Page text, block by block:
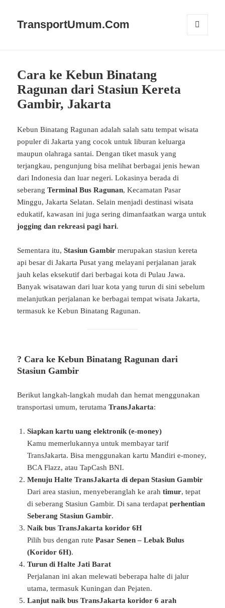
TransportUmum.Com
Cara ke Kebun Binatang
Ragunan dari Stasiun Kereta
Gambir, Jakarta
Kebun Binatang Ragunan adalah salah satu tempat wisata
populer di Jakarta yang cocok untuk liburan keluarga
maupun olahraga santai. Dengan tiket masuk yang
terjangkau, pengunjung bisa melihat berbagai jenis hewan
dari Indonesia dan luar negeri. Lokasinya berada di
seberangTerminal Bus Ragunan, Kecamatan Pasar
Minggu, Jakarta Selatan. Selain menjadi destinasi wisata
edukatif, kawasan ini juga sering dimanfaatkan warga untuk
jogging dan rekreasi pagi hari.
Sementara itu,Stasiun Gambir merupakan stasiun kereta
api besar di Jakarta Pusat yang melayani perjalanan jarak
jauh kelas eksekutif dari berbagai kota di Pulau Jawa.
Banyak wisatawan dari luar kota yang turun di sini sebelum
melanjutkan perjalanan ke berbagai tempat wisata Jakarta,
termasuk ke Kebun Binatang Ragunan.
? Cara ke Kebun Binatang Ragunan dari
Stasiun Gambir
Berikut langkah-langkah mudah dan hemat menggunakan
transportasi umum, terutamaTransJakarta:
Siapkan kartu uang elektronik (e-money)
Kamu memerlukannya untuk membayar tarif
TransJakarta. Bisa menggunakan kartu Mandiri e-money,
BCA Flazz, atau TapCash BNI.
Menuju Halte TransJakarta di depan Stasiun Gambir
Dari area stasiun, menyeberanglah ke arahtimur, tepat
di seberang Stasiun Gambir. Di sana terdapatperhentian
Seberang Stasiun Gambir.
Naik bus TransJakarta koridor 6H
Pilih bus dengan rutePasar Senen – Lebak Bulus
(Koridor 6H).
Turun di Halte Jati Barat
Perjalanan ini akan melewati beberapa halte di jalur
utama, termasuk Kuningan dan Pejaten.
Lanjut naik bus TransJakarta koridor 6 arah